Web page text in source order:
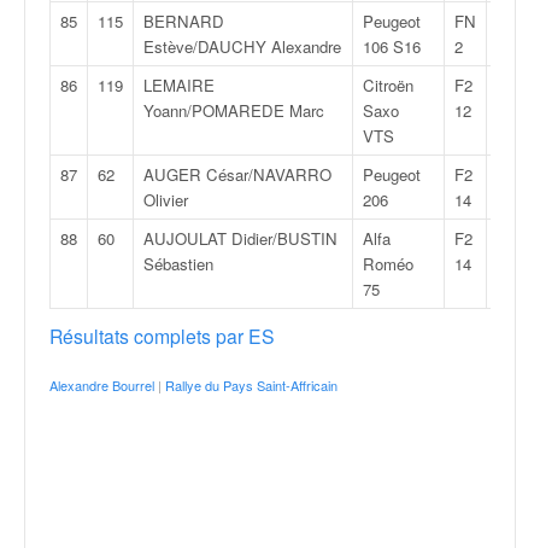
85 115
BERNARD
Estève/DAUCHY Alexandre
Peugeot
106 S16
FN
2
86 119
LEMAIRE
Yoann/POMAREDE Marc
Citroën
Saxo
VTS
F2
12
87 62
AUGER César/NAVARRO
Olivier
Peugeot
206
F2
14
88 60
AUJOULAT Didier/BUSTIN
Sébastien
Alfa
Roméo
75
F2
14
Résultats complets par ES
Alexandre Bourrel | Rallye du Pays Saint-Affricain